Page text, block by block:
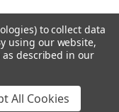
exclusief BTW,
producten kunnen
aanbiedingen en
onzePrivacy Policy
voorbehouden.
to collect data
using our website,
described in our
All Cookies